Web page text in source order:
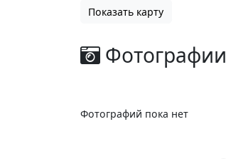
Показать карту
Фотографии
Фотографий пока нет